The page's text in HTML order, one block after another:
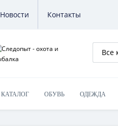
Новости Контакты
Все
КАТАЛОГ ОБУВЬ ОДЕЖДА
ОБУЧЕНИЕ НА ОРУЖИЕ